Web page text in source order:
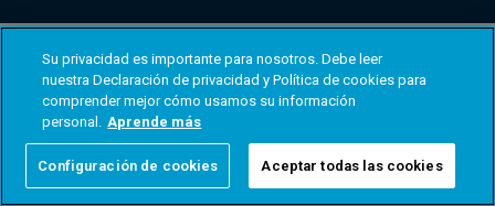
Su privacidad es importante para nosotros. Debe leer
nuestra Declaración de privacidad y Política de cookies para
comprender mejor cómo usamos su información
personal. Aprende más
Configuración de cookies Aceptar todas las cookies